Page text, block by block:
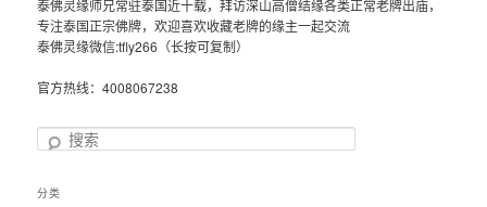
泰佛灵缘师兄常驻泰国近十载，拜访深山高僧结缘各类正常老牌出庙，
专注泰国正宗佛牌，欢迎喜欢收藏老牌的缘主一起交流
泰佛灵缘微信:tfly266（长按可复制）
官方热线：4008067238
搜
分类